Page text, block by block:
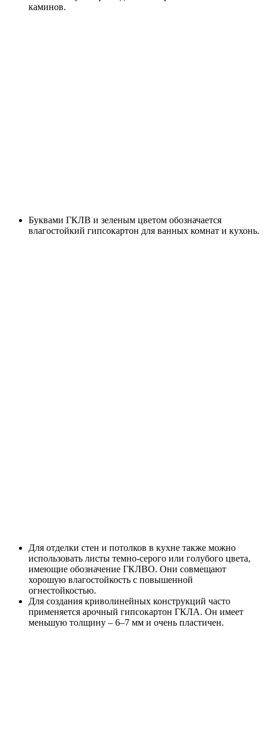
каминов.
Буквами ГКЛВ и зеленым цветом обозначается
влагостойкий гипсокартон для ванных комнат и кухонь.
Для отделки стен и потолков в кухне также можно
использовать листы темно-серого или голубого цвета,
имеющие обозначение ГКЛВО. Они совмещают
хорошую влагостойкость с повышенной
огнестойкостью.
Для создания криволинейных конструкций часто
применяется арочный гипсокартон ГКЛА. Он имеет
меньшую толщину – 6–7 мм и очень пластичен.